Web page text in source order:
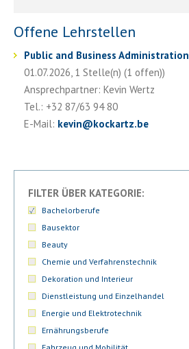
Offene Lehrstellen
Public and Business Administration
01.07.2026, 1 Stelle(n) (1 offen))
Ansprechpartner: Kevin Wertz
Tel.: +32 87/63 94 80
E-Mail: kevin@kockartz.be
FILTER ÜBER KATEGORIE:
Bachelorberufe
Bausektor
Beauty
Chemie und Verfahrenstechnik
Dekoration und Interieur
Dienstleistung und Einzelhandel
Energie und Elektrotechnik
Ernährungsberufe